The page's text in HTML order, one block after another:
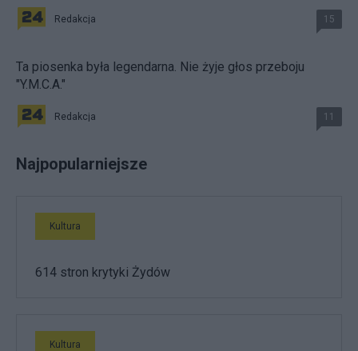
Redakcja 15
Ta piosenka była legendarna. Nie żyje głos przeboju
"Y.M.C.A."
Redakcja 11
Najpopularniejsze
Kultura
614 stron krytyki Żydów
Kultura